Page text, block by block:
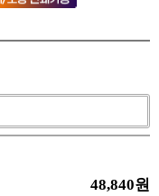
48,840원